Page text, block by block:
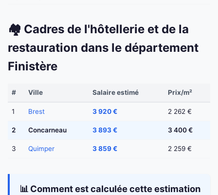
🏘️ Cadres de l'hôtellerie et de la
restauration dans le département
Finistère
# Ville Salaire estimé Prix/m²
1 Brest 3 920 € 2 262 €
2 Concarneau 3 893 € 3 400 €
3 Quimper 3 859 € 2 259 €
📊 Comment est calculée cette estimation